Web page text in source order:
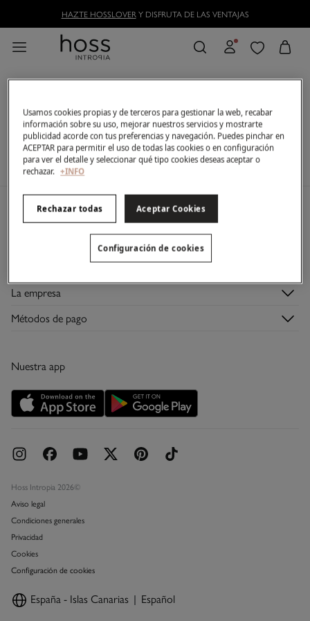
HAZTE HOSSLOVERY DISFRUTA DE LAS VENTAJAS
Ahora mismo no tenemos artículos en stock de la
categoría seleccionada.
Pero no te preocupes, tenemos un montón de
artículos que pueden ser tuyos.
Mi cuenta
Direcciones de envío
Envíos
Devoluciones
Tarjeta abono
Promociones vigentes
Concursos y sorteos
Descúbrelo
Hazte Hosslover →
La empresa
Tiendas
Descubre la app
Métodos de pago
Nuestra app
Hoss Intropia 2026©
Aviso legal
Condiciones generales
Privacidad
Cookies
Configuración de cookies
España - Islas Canarias Español
Usamos cookies propias y de terceros para gestionar la web, recabar
información sobre su uso, mejorar nuestros servicios y mostrarte
publicidad acorde con tus preferencias y navegación. Puedes pinchar en
ACEPTAR para permitir el uso de todas las cookies o en configuración
para ver el detalle y seleccionar qué tipo cookies deseas aceptar o
rechazar. +INFO
Rechazar todas Aceptar Cookies
Configuración de cookies